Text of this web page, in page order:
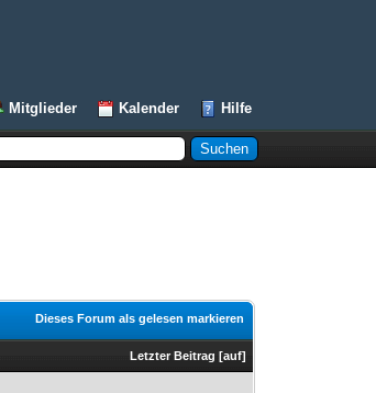
Mitglieder Kalender Hilfe
Dieses Forum als gelesen markieren
Letzter Beitrag [auf]